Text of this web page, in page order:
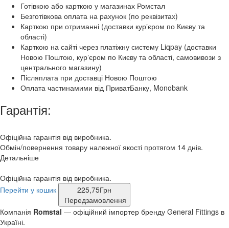
Готівкою або карткою у магазинах Ромстал
Безготівкова оплата на рахунок (по реквізитах)
Карткою при отриманні (доставки курʼєром по Києву та
області)
Карткою на сайті через платіжну систему Liqpay (доставки
Новою Поштою, курʼєром по Києву та області, самовивози з
центрального магазину)
Післяплата при доставці Новою Поштою
Оплата частинамими від ПриватБанку, Monobank
Гарантія:
Офіційна гарантія від виробника.
Обмін/повернення товару належної якості протягом 14 днів.
Детальніше
Офіційна гарантія від виробника.
Перейти у кошик
225,75Грн
Передзамовлення
Компанія Romstal — офіційний імпортер бренду General Fittings в
Україні.